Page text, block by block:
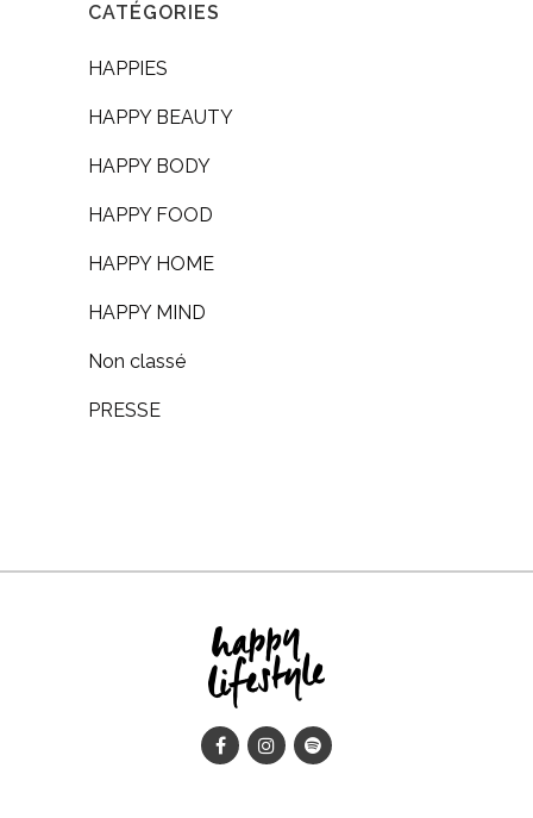
CATÉGORIES
HAPPIES
HAPPY BEAUTY
HAPPY BODY
HAPPY FOOD
HAPPY HOME
HAPPY MIND
Non classé
PRESSE